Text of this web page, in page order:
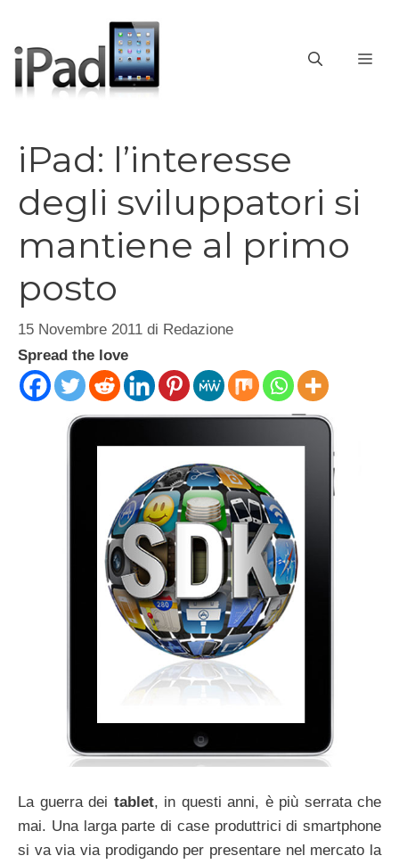
contenuto
iPad: l’interesse
degli sviluppatori si
mantiene al primo
posto
15 Novembre 2011 di Redazione
Spread the love
La guerra dei tablet, in questi anni, è più serrata che
mai. Una larga parte di case produttrici di smartphone
si va via via prodigando per presentare nel mercato la